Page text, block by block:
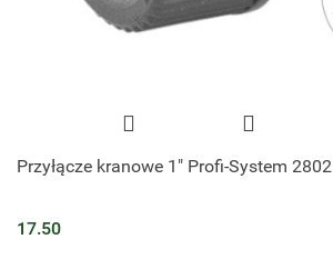
Przyłącze kranowe 1" Profi-System 2802
17.50